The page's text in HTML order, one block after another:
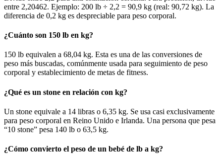
entre 2,20462. Ejemplo: 200 lb ÷ 2,2 = 90,9 kg (real: 90,72 kg). La
diferencia de 0,2 kg es despreciable para peso corporal.
¿Cuánto son 150 lb en kg?
150 lb equivalen a 68,04 kg. Esta es una de las conversiones de
peso más buscadas, comúnmente usada para seguimiento de peso
corporal y establecimiento de metas de fitness.
¿Qué es un stone en relación con kg?
Un stone equivale a 14 libras o 6,35 kg. Se usa casi exclusivamente
para peso corporal en Reino Unido e Irlanda. Una persona que pesa
“10 stone” pesa 140 lb o 63,5 kg.
¿Cómo convierto el peso de un bebé de lb a kg?